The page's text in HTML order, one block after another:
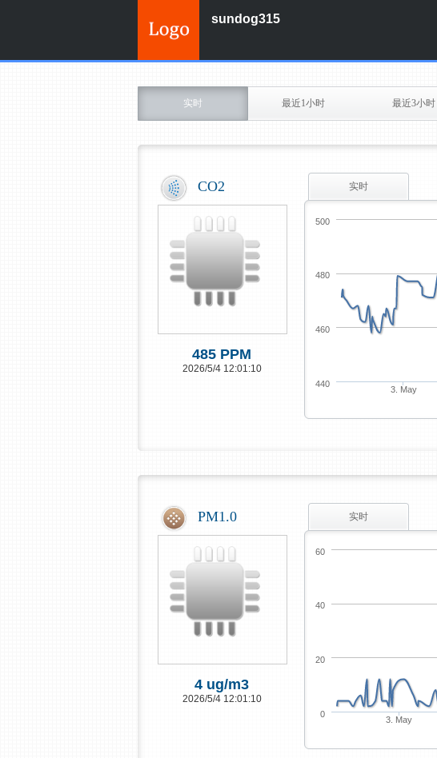
sundog315
实时 最近1小时 最近3小时
CO2
485 PPM
2026/5/4 12:01:10
实时
3. May
440
460
480
500
PM1.0
4 ug/m3
2026/5/4 12:01:10
实时
3. May
0
20
40
60